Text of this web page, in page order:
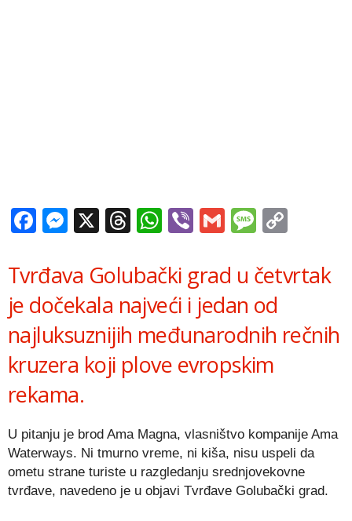
Facebook
Messenger
X Threads
WhatsApp
ViberGmail
Tvrđava Golubački grad u četvrtak
je dočekala najveći i jedan od
najluksuznijih međunarodnih rečnih
kruzera koji plove evropskim
rekama.
U pitanju je brod Ama Magna, vlasništvo kompanije Ama
Waterways. Ni tmurno vreme, ni kiša, nisu uspeli da
ometu strane turiste u razgledanju srednjovekovne
tvrđave, navedeno je u objavi Tvrđave Golubački grad.